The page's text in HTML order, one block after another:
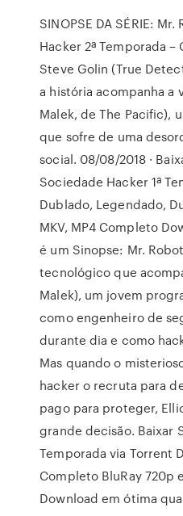
SINOPSE DA SÉRIE:
Hacker 2ª Temporada
Steve Golin (True
a história acompanha a
Malek, de The Pacific),
que sofre de uma
social. 08/08/2018 ·
Sociedade Hacker 1ª
Dublado, Legendado,
MKV, MP4 Completo
é um Sinopse: Mr.
tecnológico que
Malek), um jovem
como engenheiro de
durante dia e como
Mas quando o
hacker o recruta para
pago para proteger,
grande decisão. Baixar
Temporada via Torrent
Completo BluRay 720p
Download em ótima